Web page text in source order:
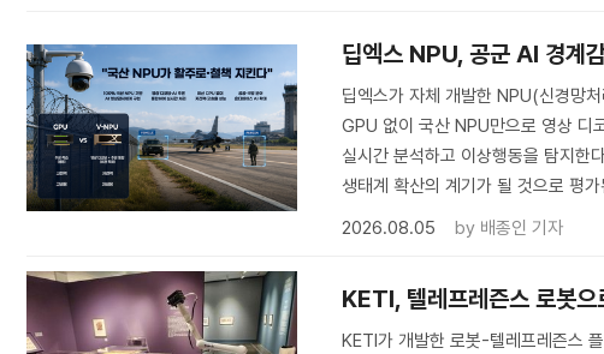
딥엑스 NPU, 공군 AI 경계
딥엑스가 자체 개발한 NPU(신경망
GPU 없이 국산 NPU만으로 영상 디
실시간 분석하고 이상행동을 탐지한
생태계 확산의 계기가 될 것으로 평가
2026.08.05
by 배종인 기자
KETI, 텔레프레즌스 로봇
KETI가 개발한 로봇-텔레프레즌스